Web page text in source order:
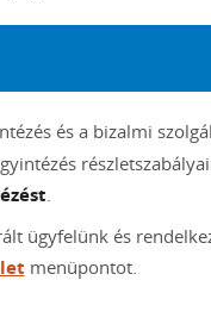
és a bizalmi
.
ügyfelünk és
menüpontot.